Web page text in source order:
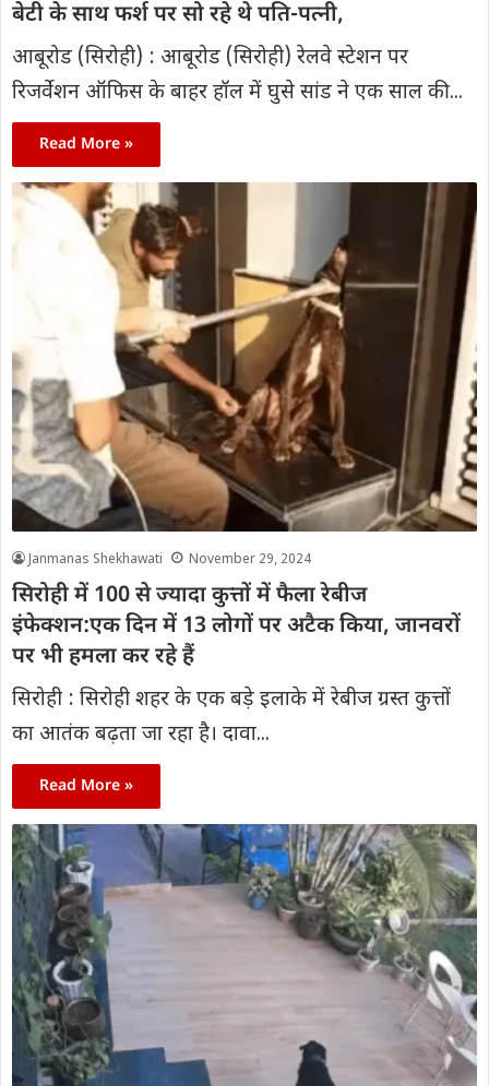
बेटी के साथ फर्श पर सो रहे थे पति-पत्नी,
आबूरोड (सिरोही) : आबूरोड (सिरोही) रेलवे स्टेशन पर
रिजर्वेशन ऑफिस के बाहर हॉल में घुसे सांड ने एक साल की...
Read More »
Janmanas Shekhawati November 29, 2024
सिरोही में 100 से ज्यादा कुत्तों में फैला रेबीज
इंफेक्शन:एक दिन में 13 लोगों पर अटैक किया, जानवरों
पर भी हमला कर रहे हैं
सिरोही : सिरोही शहर के एक बड़े इलाके में रेबीज ग्रस्त कुत्तों
का आतंक बढ़ता जा रहा है। दावा...
Read More »